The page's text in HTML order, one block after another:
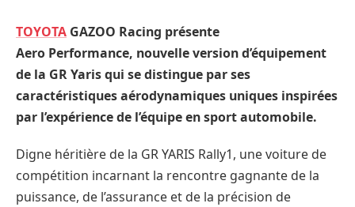
TOYOTA GAZOO Racing présente
Aero Performance, nouvelle version d’équipement
de la GR Yaris qui se distingue par ses
caractéristiques aérodynamiques uniques inspirées
par l’expérience de l’équipe en sport automobile.
Digne héritière de la GR YARIS Rally1, une voiture de
compétition incarnant la rencontre gagnante de la
puissance, de l’assurance et de la précision de